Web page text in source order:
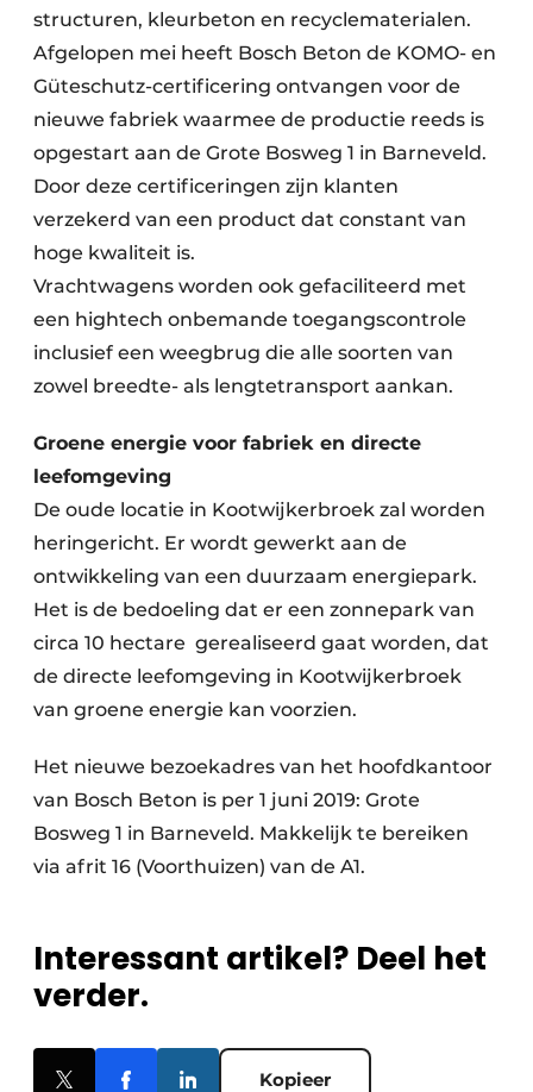
structuren, kleurbeton en recyclematerialen.
Afgelopen mei heeft Bosch Beton de KOMO- en
Güteschutz-certificering ontvangen voor de
nieuwe fabriek waarmee de productie reeds is
opgestart aan de Grote Bosweg 1 in Barneveld.
Door deze certificeringen zijn klanten
verzekerd van een product dat constant van
hoge kwaliteit is.
Vrachtwagens worden ook gefaciliteerd met
een hightech onbemande toegangscontrole
inclusief een weegbrug die alle soorten van
zowel breedte- als lengtetransport aankan.
Groene energie voor fabriek en directe
leefomgeving
De oude locatie in Kootwijkerbroek zal worden
heringericht. Er wordt gewerkt aan de
ontwikkeling van een duurzaam energiepark.
Het is de bedoeling dat er een zonnepark van
circa 10 hectare gerealiseerd gaat worden, dat
de directe leefomgeving in Kootwijkerbroek
van groene energie kan voorzien.
Het nieuwe bezoekadres van het hoofdkantoor
van Bosch Beton is per 1 juni 2019: Grote
Bosweg 1 in Barneveld. Makkelijk te bereiken
via afrit 16 (Voorthuizen) van de A1.
Interessant artikel? Deel het
verder.
Kopieer